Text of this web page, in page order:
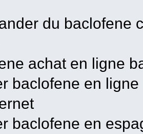
du baclofene
achat en ligne
baclofene en
baclofene en